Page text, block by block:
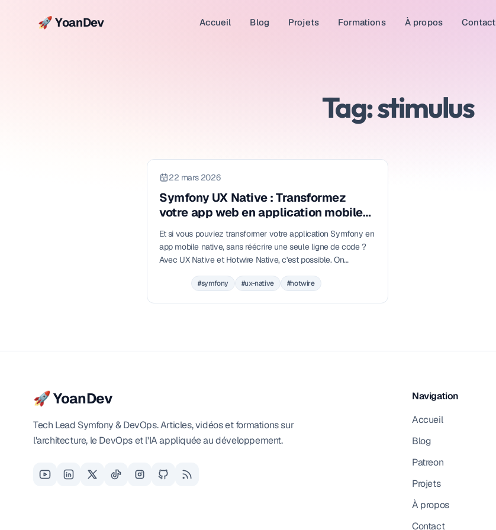
🚀 YoanDev Accueil Blog Projets Formations À propos Contact
Tag: stimulus
22 mars 2026
Symfony UX Native : Transformez
votre app web en application mobile
native
Et si vous pouviez transformer votre application Symfony en
app mobile native, sans réécrire une seule ligne de code ?
Avec UX Native et Hotwire Native, c'est possible. On
pour iOS et Android, pas à pas.
#symfony #ux-native #hotwire
🚀 YoanDev
Tech Lead Symfony & DevOps. Articles, vidéos et formations sur
l'architecture, le DevOps et l'IA appliquée au développement.
Navigation
Accueil
Blog
Patreon
Projets
À propos
Contact